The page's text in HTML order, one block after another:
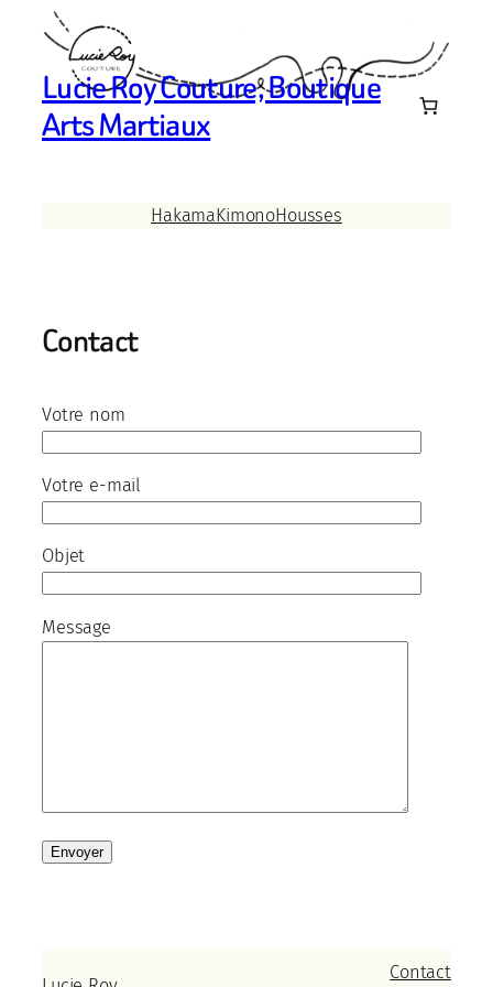
contenuLucie Roy Couture, Boutique
Arts Martiaux
HakamaKimonoHousses
Contact
Votre nom
Votre e-mail
Objet
Message
Contact